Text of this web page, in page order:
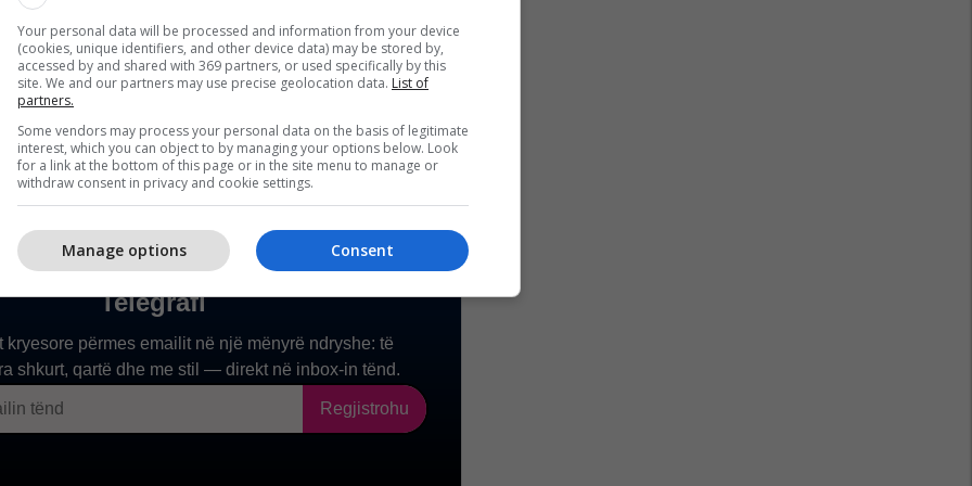
nga shteti”, tha ai. /Telegrafi/
Your personal data will be processed and information from your device
(cookies, unique identifiers, and other device data) may be stored by,
accessed by and shared with 369 partners, or used specifically by this
site. We and our partners may use precise geolocation data. List of
partners.
Some vendors may process your personal data on the basis of legitimate
interest, which you can object to by managing your options below. Look
for a link at the bottom of this page or in the site menu to manage or
withdraw consent in privacy and cookie settings.
Consent
Manage options